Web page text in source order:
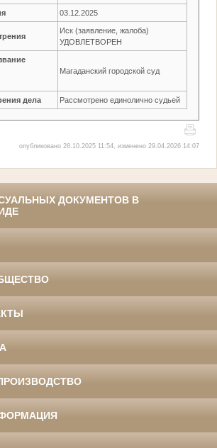
03.12.2025
Иск (заявление, жалоба)
УДОВЛЕТВОРЕН
Магаданский городской суд
дела Рассмотрено единолично судьей
опубликовано 28.10.2025 11:54, изменено 29.04.2026 14:07
ДОКУМЕНТОВ В